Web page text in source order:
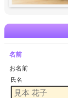
名前
お名前
氏名